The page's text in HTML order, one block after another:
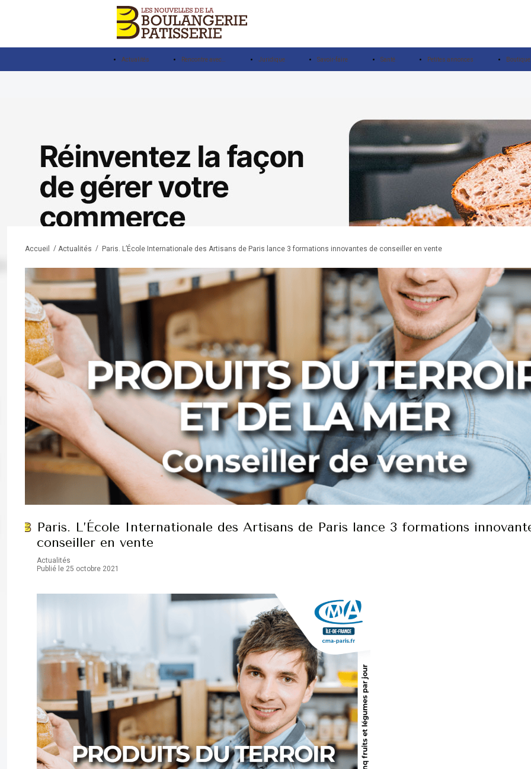
Actualités Rencontre avec… Juridique Savoir-faire Santé Petites annonces Boutique
Accueil / Actualités / Paris. L’École Internationale des Artisans de Paris lance 3 formations innovantes de conseiller en vente
Paris. L’École Internationale des Artisans de Paris lance 3 formations
conseiller en vente
Actualités
Publié le 25 octobre 2021